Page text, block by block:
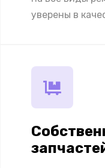
уверены в